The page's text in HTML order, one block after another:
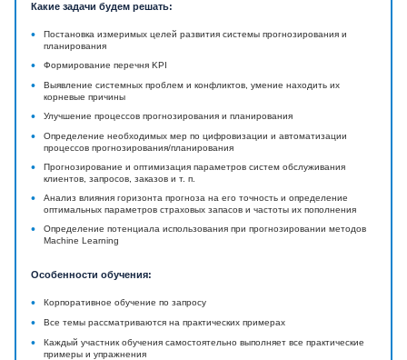
Какие задачи будем решать:
•
Постановка измеримых целей развития системы прогнозирования и
планирования
• Формирование перечня KPI
•
Выявление системных проблем и конфликтов, умение находить их
корневые причины
• Улучшение процессов прогнозирования и планирования
•
Определение необходимых мер по цифровизации и автоматизации
процессов прогнозирования/планирования
•
Прогнозирование и оптимизация параметров систем обслуживания
клиентов, запросов, заказов и т. п.
•
Анализ влияния горизонта прогноза на его точность и определение
оптимальных параметров страховых запасов и частоты их пополнения
•
Определение потенциала использования при прогнозировании методов
Machine Learning
Особенности обучения:
• Корпоративное обучение по запросу
• Все темы рассматриваются на практических примерах
•
Каждый участник обучения самостоятельно выполняет все практические
примеры и упражнения